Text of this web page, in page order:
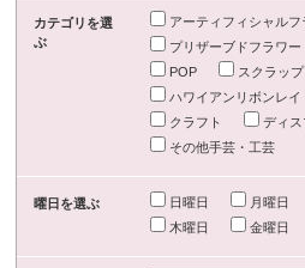
カテゴリを選
ぶ
アーティフィシャルフ
プリザーブドフラワー
POP
スクラッ
ハワイアンリボンレイ
クラフト
ディス
その他手芸・工芸
曜日を選ぶ 日曜日 月曜日
木曜日
金曜日